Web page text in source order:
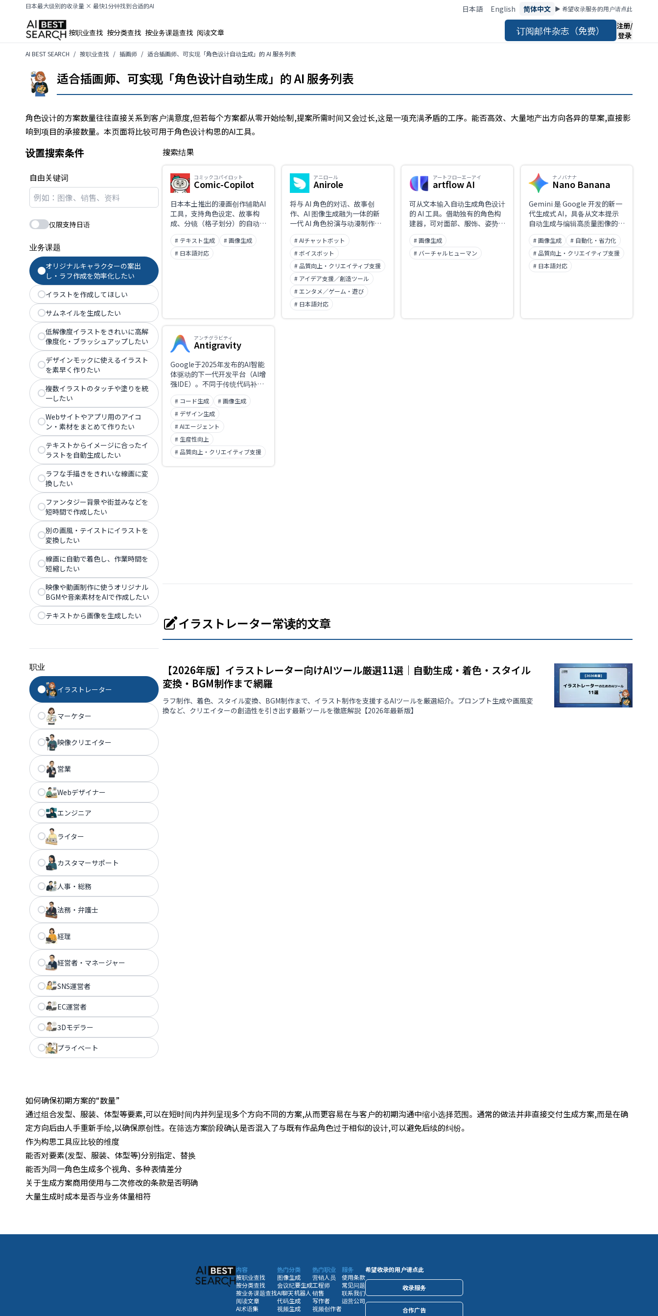
日本最大级别的收录量 × 最快1分钟找到合适的AI 日本語 English 简体中文 ▶︎ 希望收录服务的用户请点此
按职业查找 按分类查找 按业务课题查找 阅读文章 订阅邮件杂志（免费）
注册/
登录
AI BEST SEARCH 按职业查找 插画师 适合插画师、可实现「角色设计自动生成」的 AI 服务列表
适合插画师、可实现「角色设计自动生成」的 AI 服务列表
角色设计的方案数量往往直接关系到客户满意度,但若每个方案都从零开始绘制,提案所需时间又会过长,这是一项充满矛盾的工序。能否高效、大量地产出方向各异的草案,直接影
响到项目的承接数量。本页面将比较可用于角色设计构思的AI工具。
设置搜索条件
自由关键词
仅限支持日语
业务课题
オリジナルキャラクターの案出
し・ラフ作成を効率化したい
イラストを作成してほしい
サムネイルを生成したい
低解像度イラストをきれいに高解
像度化・ブラッシュアップしたい
デザインモックに使えるイラスト
を素早く作りたい
複数イラストのタッチや塗りを統
一したい
Webサイトやアプリ用のアイコ
ン・素材をまとめて作りたい
テキストからイメージに合ったイ
ラストを自動生成したい
ラフな手描きをきれいな線画に変
換したい
ファンタジー背景や街並みなどを
短時間で作成したい
別の画風・テイストにイラストを
変換したい
線画に自動で着色し、作業時間を
短縮したい
映像や動画制作に使うオリジナル
BGMや音楽素材をAIで作成したい
テキストから画像を生成したい
职业
イラストレーター
マーケター
映像クリエイター
営業
Webデザイナー
エンジニア
ライター
カスタマーサポート
人事・総務
法務・弁護士
経理
経営者・マネージャー
SNS運営者
EC運営者
3Dモデラー
プライベート
搜索结果
コミックコパイロット
Comic-Copilot
日本本土推出的漫画创作辅助AI
工具，支持角色设定、故事构
成、分镜（格子划分）的自动辅
助，提升漫画创作者的制作效
率。
# テキスト生成
# 画像生成
# 日本語対応
アニロール
Anirole
将与 AI 角色的对话、故事创
作、AI 图像生成融为一体的新
一代 AI 角色扮演与动漫制作平
台。可创建合你心意的角色，在
推进对话与故事的同时实时生成
动漫风格插画。
# AIチャットボット
# ボイスボット
# 品質向上・クリエイティブ支援
# アイデア支援／創造ツール
# エンタメ／ゲーム・遊び
# 日本語対応
アートフローエーアイ
artflow AI
可从文本输入自动生成角色设计
的 AI 工具。借助独有的角色构
建器，可对面部、服饰、姿势等
细节进行定制。
# 画像生成
# バーチャルヒューマン
ナノバナナ
Nano Banana
Gemini 是 Google 开发的新一
代生成式 AI，具备从文本提示
自动生成与编辑高质量图像的功
能。通过 Nano Banana /
Nano Banana Pro 模式，可在
数秒内创作多种风格的图像，并
支持对编辑内容进行精细调整。
只需文字指令，即可覆盖从真实
# 画像生成
# 自動化・省力化
# 品質向上・クリエイティブ支援
# 日本語対応
アンチグラビティ
Antigravity
Google于2025年发布的AI智能
体驱动的下一代开发平台（AI增
强IDE）。不同于传统代码补全
工具，AI可自主完成规划、执行
和验证，并支持开发环境和浏览
器操作，实现「智能体优先」的
软件开发。以免费公开预览版提
供，可与Gemini 3等多种AI模
型集成。
# コード生成
# 画像生成
# デザイン生成
# AIエージェント
# 生産性向上
# 品質向上・クリエイティブ支援
イラストレーター常读的文章
【2026年版】イラストレーター向けAIツール厳選11選｜自動生成・着色・スタイル
変換・BGM制作まで網羅
ラフ制作、着色、スタイル変換、BGM制作まで、イラスト制作を支援するAIツールを厳選紹介。プロンプト生成や画風変
換など、クリエイターの創造性を引き出す最新ツールを徹底解説【2026年最新版】
如何确保初期方案的“数量”
通过组合发型、服装、体型等要素,可以在短时间内并列呈现多个方向不同的方案,从而更容易在与客户的初期沟通中缩小选择范围。通常的做法并非直接交付生成方案,而是在确
定方向后由人手重新手绘,以确保原创性。在筛选方案阶段确认是否混入了与既有作品角色过于相似的设计,可以避免后续的纠纷。
作为构思工具应比较的维度
能否对要素(发型、服装、体型等)分别指定、替换
能否为同一角色生成多个视角、多种表情差分
关于生成方案商用使用与二次修改的条款是否明确
大量生成时成本是否与业务体量相符
内容
按职业查找
按分类查找
按业务课题查找
阅读文章
AI术语集
热门分类
图像生成
会议纪要生成
AI聊天机器人
代码生成
视频生成
热门职业
营销人员
工程师
销售
写作者
视频创作者
服务
使用条款
常见问题
联系我们
运营公司
希望收录的用户请点此
收录服务
合作广告